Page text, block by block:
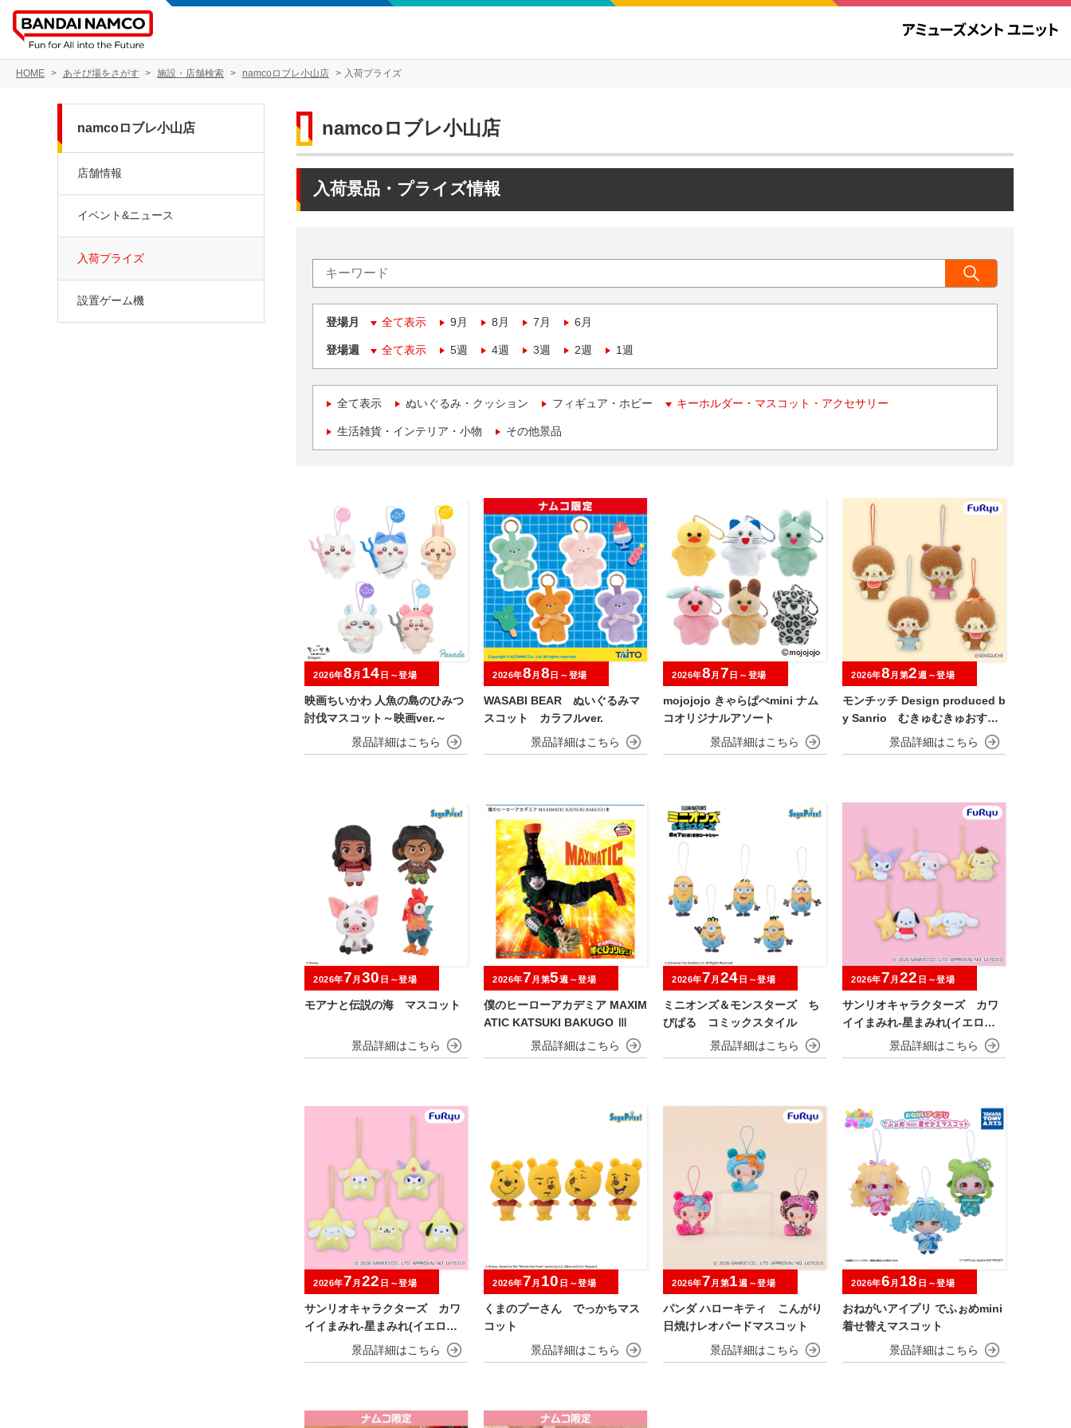
HOME あそび場をさがす 施設・店舗検索 namcoロブレ小山店 入荷プライズ
namcoロブレ小山店
入荷景品・プライズ情報
登場月 全て表示 9月 8月 7月 6月
登場週 全て表示 5週 4週 3週 2週 1週
全て表示 ぬいぐるみ・クッション フィギュア・ホビー キーホルダー・マスコット・アクセサリー
生活雑貨・インテリア・小物 その他景品
映画ちいかわ 人魚の島のひみつ
討伐マスコット～映画ver.～
2026年8 月 14 日～登場
WASABI BEAR ぬいぐるみマ
スコット カラフルver.
2026年8 月 8 日～登場
mojojojo きゃらぱぺmini ナム
コオリジナルアソート
2026年8 月 7 日～登場
モンチッチ Design produced b
y Sanrio むきゅむきゅおすわ
りマスコット
2026年8 月第2週～登場
モアナと伝説の海 マスコット
2026年7 月 30 日～登場
僕のヒーローアカデミア MAXIM
ATIC KATSUKI BAKUGO Ⅲ
2026年7 月第5週～登場
ミニオンズ＆モンスターズ ち
びぱる コミックスタイル
2026年7 月 24 日～登場
サンリオキャラクターズ カワ
イイまみれ-星まみれ(イエロー)-
マスコット
2026年7 月 22 日～登場
サンリオキャラクターズ カワ
イイまみれ-星まみれ(イエロー)-
ミニマスコット
2026年7 月 22 日～登場
くまのプーさん でっかちマス
コット
2026年7 月 10 日～登場
パンダ ハローキティ こんがり
日焼けレオパードマスコット
2026年7 月第1週～登場
おねがいアイプリ でふぉめmini
着せ替えマスコット
2026年6 月 18 日～登場
namcoロブレ小山店
店舗情報
イベント&ニュース
入荷プライズ
設置ゲーム機